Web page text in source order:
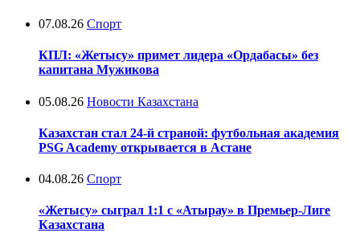
07.08.26 Спорт
КПЛ: «Жетысу» примет лидера «Ордабасы» без
капитана Мужикова
05.08.26 Новости Казахстана
Казахстан стал 24-й страной: футбольная академия
PSG Academy открывается в Астане
04.08.26 Спорт
«Жетысу» сыграл 1:1 с «Атырау» в Премьер-Лиге
Казахстана